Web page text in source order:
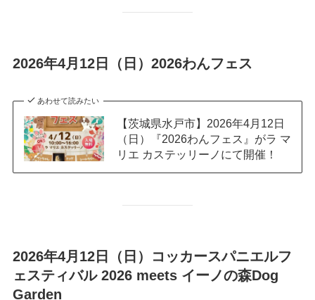
2026年4月12日（日）2026わんフェス
あわせて読みたい
【茨城県水戸市】2026年4月12日
（日）『2026わんフェス』がラ マ
リエ カステッリーノにて開催！
2026年4月12日（日）コッカースパニエルフ
ェスティバル 2026 meets イーノの森Dog
Garden